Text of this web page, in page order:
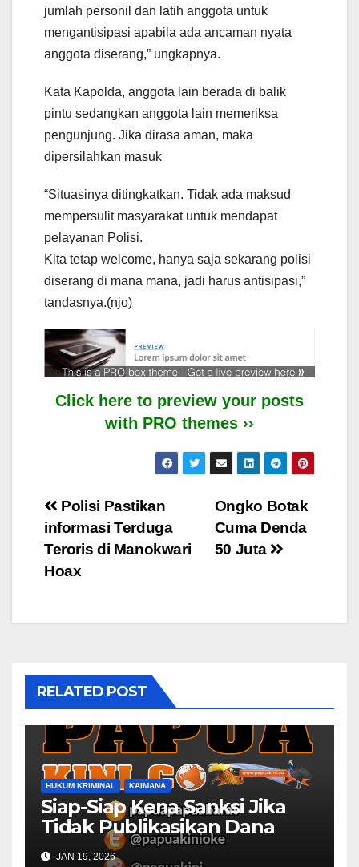
jumlah personil dan latih anggota untuk
mengantisipasi apabila ada ancaman nyata
anggota diserang,” ungkapnya.
Kata Kapolda, anggota lain berada di balik
pintu sedangkan anggota lain memeriksa
pengunjung. Jika dirasa aman, maka
dipersilahkan masuk
“Situasinya ditingkatkan. Tidak ada maksud
mempersulit masyarakat untuk mendapat
pelayanan Polisi.
Kita tetap welcome, hanya saja sekarang polisi
diserang di mana mana, jadi harus antisipasi,”
tandasnya.(njo)
Click here to preview your posts
with PRO themes ››
Post
navigation
Ongko Botak
Cuma Denda
50 Juta
Polisi Pastikan
informasi Terduga
Teroris di Manokwari
Hoax
RELATED POST
HUKUM KRIMINAL KAIMANA
Siap-Siap Kena Sanksi Jika
Tidak Publikasikan Dana
Desa
JAN 19, 2026